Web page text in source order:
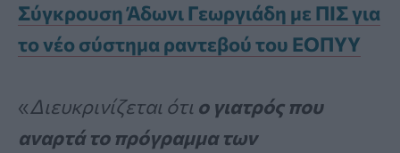
Σύγκρουση Άδωνι Γεωργιάδη με ΠΙΣ για
το νέο σύστημα ραντεβού του ΕΟΠΥΥ
«Διευκρινίζεται ότι ο γιατρός που
αναρτά το πρόγραμμα των